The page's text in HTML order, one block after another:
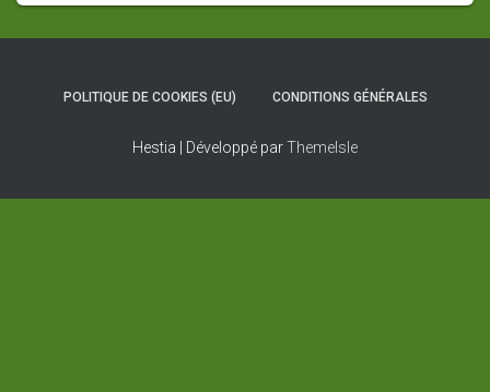
POLITIQUE DE COOKIES (EU) CONDITIONS GÉNÉRALES
Hestia | Développé parThemeIsle